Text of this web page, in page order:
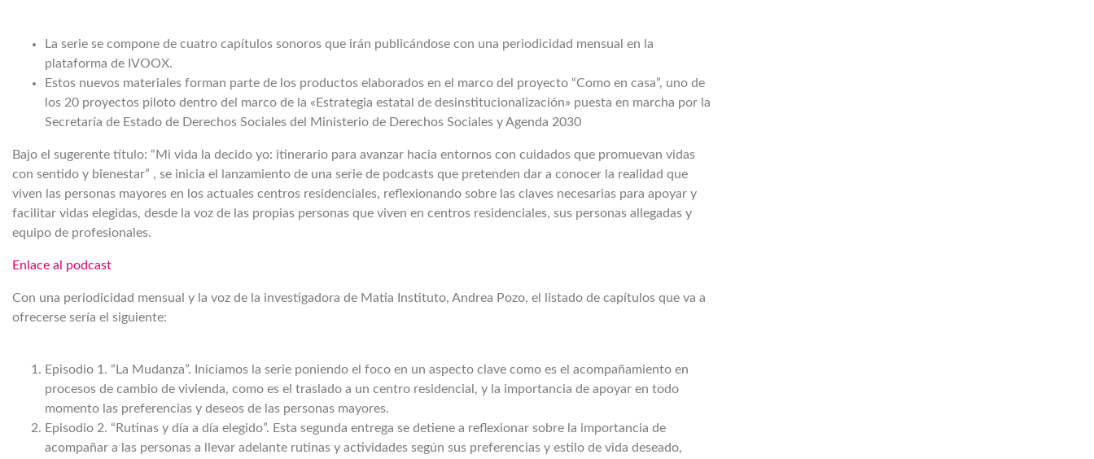
La serie se compone de cuatro capítulos sonoros que irán publicándose con una periodicidad mensual en la
plataforma de IVOOX.
Estos nuevos materiales forman parte de los productos elaborados en el marco del proyecto “Como en casa”, uno de
los 20 proyectos piloto dentro del marco de la «Estrategia estatal de desinstitucionalización» puesta en marcha por la
Secretaría de Estado de Derechos Sociales del Ministerio de Derechos Sociales y Agenda 2030
Bajo el sugerente título: “Mi vida la decido yo: itinerario para avanzar hacia entornos con cuidados que promuevan vidas
con sentido y bienestar” , se inicia el lanzamiento de una serie de podcasts que pretenden dar a conocer la realidad que
viven las personas mayores en los actuales centros residenciales, reflexionando sobre las claves necesarias para apoyar y
facilitar vidas elegidas, desde la voz de las propias personas que viven en centros residenciales, sus personas allegadas y
equipo de profesionales.
Enlace al podcast
Con una periodicidad mensual y la voz de la investigadora de Matia Instituto, Andrea Pozo, el listado de capítulos que va a
ofrecerse sería el siguiente:
Episodio 1. “La Mudanza”. Iniciamos la serie poniendo el foco en un aspecto clave como es el acompañamiento en
procesos de cambio de vivienda, como es el traslado a un centro residencial, y la importancia de apoyar en todo
momento las preferencias y deseos de las personas mayores.
Episodio 2. “Rutinas y día a día elegido”. Esta segunda entrega se detiene a reflexionar sobre la importancia de
acompañar a las personas a llevar adelante rutinas y actividades según sus preferencias y estilo de vida deseado,